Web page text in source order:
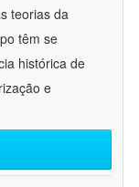
teorias da
têm se
histórica de
e